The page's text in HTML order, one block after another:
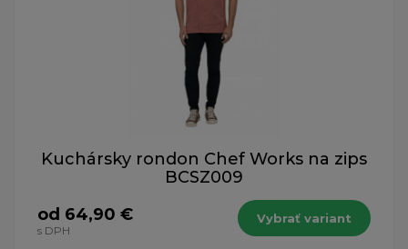
Kuchársky rondon Chef Works na zips
BCSZ009
od 64,90 €
s DPH
Vybrať variant